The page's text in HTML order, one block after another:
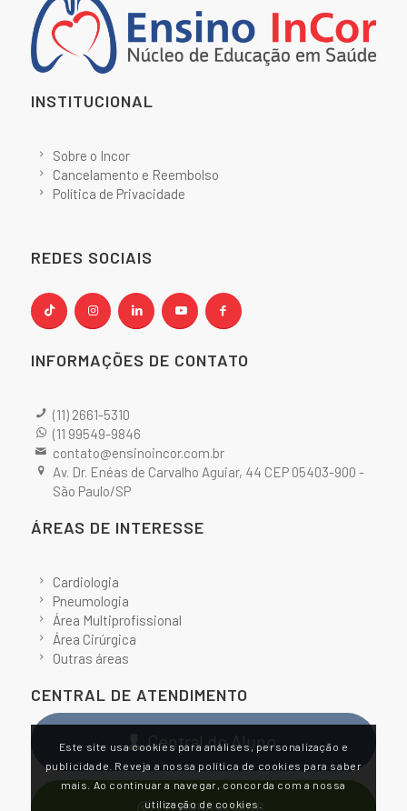
INSTITUCIONAL
Sobre o Incor
Cancelamento e Reembolso
Política de Privacidade
REDES SOCIAIS
INFORMAÇÕES DE CONTATO
(11) 2661-5310
(11 99549-9846
contato@ensinoincor.com.br
Av. Dr. Enéas de Carvalho Aguiar, 44 CEP 05403-900 -
São Paulo/SP
ÁREAS DE INTERESSE
Cardiologia
Pneumologia
Área Multiprofissional
Área Cirúrgica
Outras áreas
CENTRAL DE ATENDIMENTO
Central do Aluno
Este site usa cookies para análises, personalização e
publicidade. Reveja a nossa política de cookies para saber
mais. Ao continuar a navegar, concorda com a nossa
utilização de cookies.